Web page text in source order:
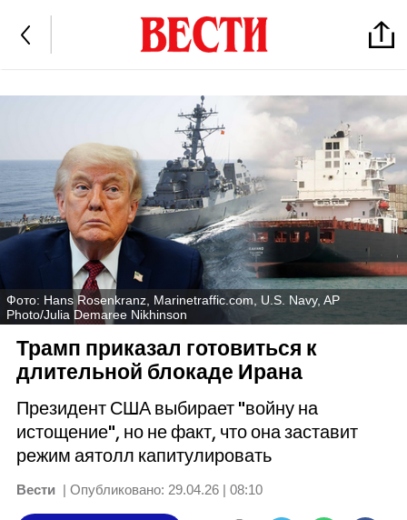
Фото: Hans Rosenkranz, Marinetraffic.com, U.S. Navy, AP
Photo/Julia Demaree Nikhinson
Трамп приказал готовиться к
длительной блокаде Ирана
Президент США выбирает "войну на
истощение", но не факт, что она заставит
режим аятолл капитулировать
Вести | Опубликовано: 29.04.26 | 08:10